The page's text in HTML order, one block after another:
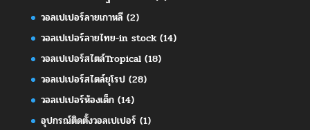
วอลเปเปอร์ลายเกาหลี(2)
วอลเปเปอร์ลายไทย-in stock(14)
วอลเปเปอร์สไตล์Tropical(18)
วอลเปเปอร์สไตล์ยุโรป(28)
วอลเปเปอร์ห้องเด็ก(14)
อุปกรณ์ติดตั้งวอลเปเปอร์ (1)